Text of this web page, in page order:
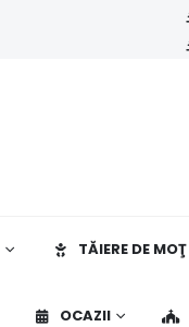
TĂIERE DE MOŢ
OCAZII